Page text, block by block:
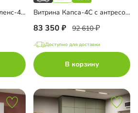
Распашной шкаф Салленс-4.2 Премиум Витрина Капса-4С с антресолью
83 350 92 610
Доступно для доставки
В корзину